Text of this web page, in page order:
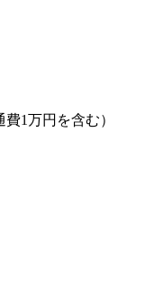
1万円を含む）